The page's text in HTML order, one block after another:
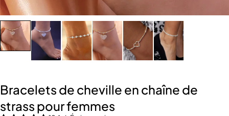
Bracelets de cheville en chaîne de
strass pour femmes